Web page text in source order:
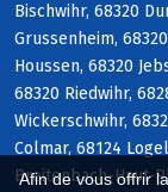
Afin de vous offrir
Bischwihr, 68320
Grussenheim,
Houssen, 68320
68320 Riedwihr,
Wickerschwihr,
Colmar, 68124
Breitenbach-Haut-